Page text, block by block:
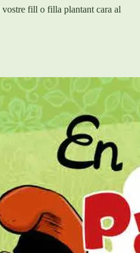
fill o filla plantant cara al